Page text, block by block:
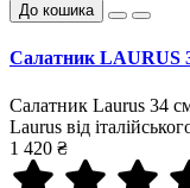
До кошика
Салатник LAURUS
Салатник Laurus 34
Laurus від
1 420 ₴